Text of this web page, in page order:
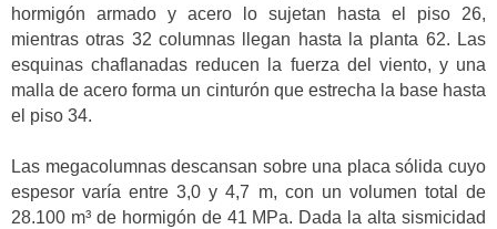
hormigón armado y acero lo sujetan hasta el piso 26,
mientras otras 32 columnas llegan hasta la planta 62. Las
esquinas chaflanadas reducen la fuerza del viento, y una
malla de acero forma un cinturón que estrecha la base hasta
el piso 34.
Las megacolumnas descansan sobre una placa sólida cuyo
espesor varía entre 3,0 y 4,7 m, con un volumen total de
28.100 m³ de hormigón de 41 MPa. Dada la alta sismicidad